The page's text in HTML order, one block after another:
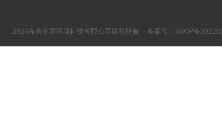
2026海南春雷环境科技有限公司版权所有 备案号：琼ICP备